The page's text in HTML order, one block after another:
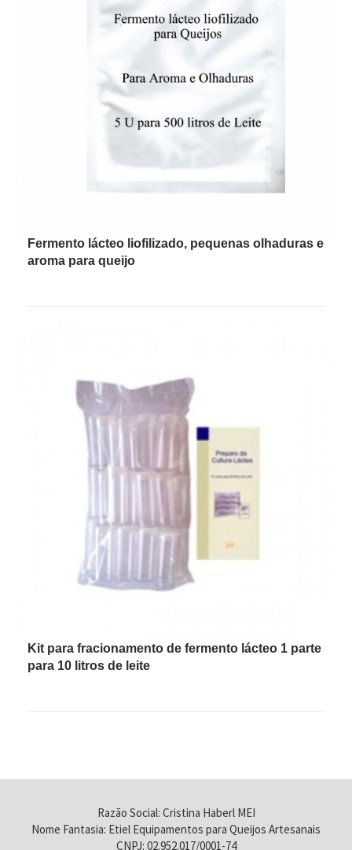
Fermento lácteo liofilizado, pequenas olhaduras e
aroma para queijo
Kit para fracionamento de fermento lácteo 1 parte
para 10 litros de leite
Razão Social: Cristina Haberl MEI
Nome Fantasia: Etiel Equipamentos para Queijos Artesanais
CNPJ: 02.952.017/0001-74